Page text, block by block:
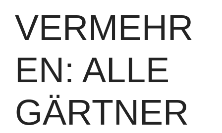
VERMEHR
EN: ALLE
GÄRTNER